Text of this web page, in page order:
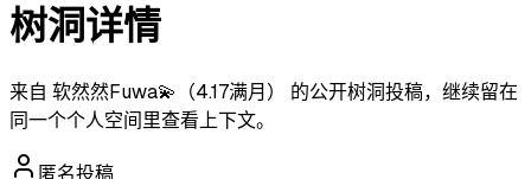
树洞详情
来自 软然然Fuwa💫（4.17满月） 的公开树洞投稿，继续留在
同一个个人空间里查看上下文。
匿名投稿